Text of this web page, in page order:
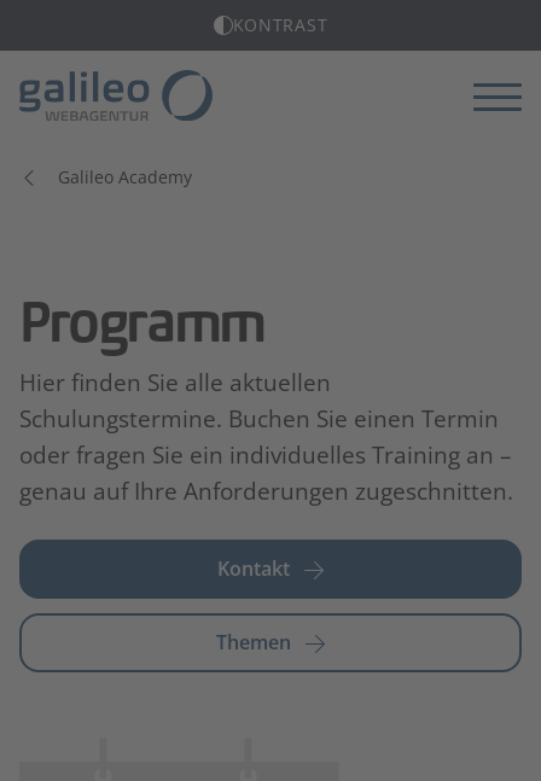
KONTRAST
Galileo Academy
Programm
Hier finden Sie alle aktuellen
Schulungstermine. Buchen Sie einen Termin
oder fragen Sie ein individuelles Training an –
genau auf Ihre Anforderungen zugeschnitten.
Kontakt
Themen